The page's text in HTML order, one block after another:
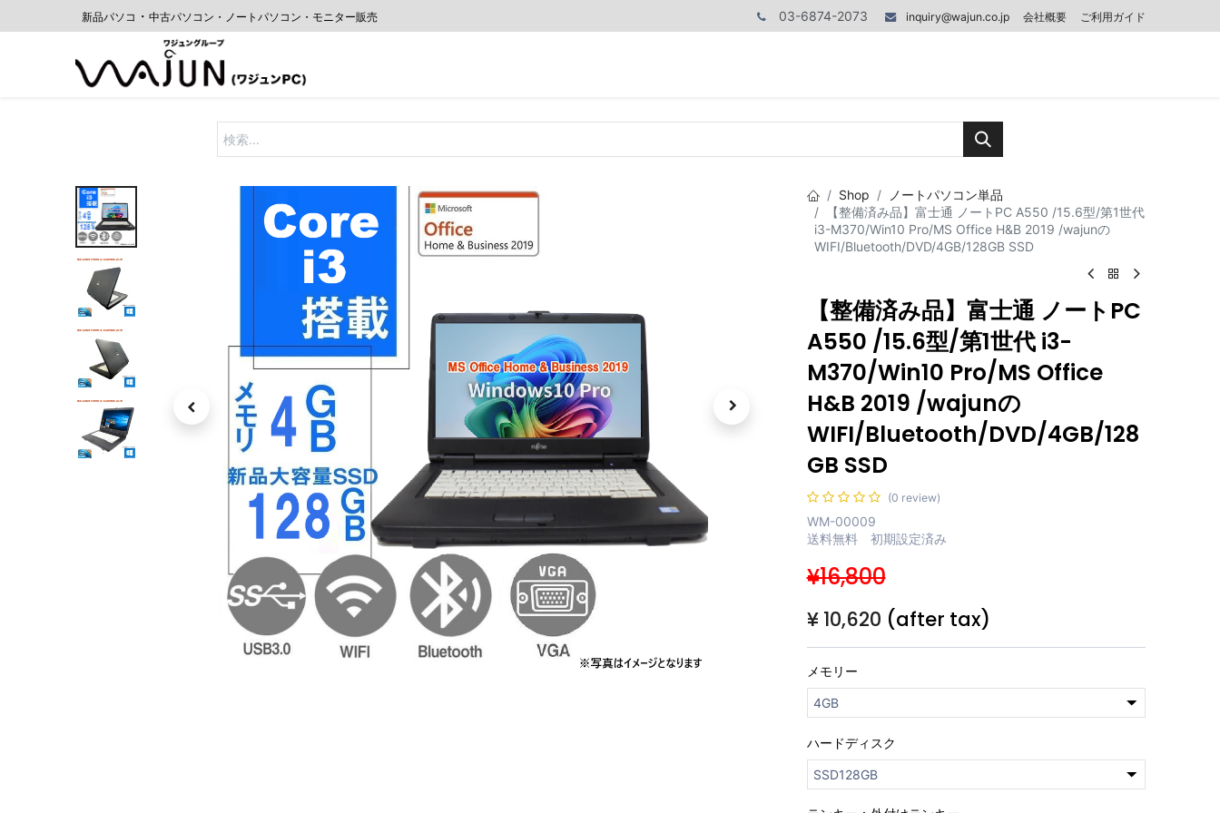
新品パソコ ・ 中古パソコン・ノートパソコン・モニター販売 03-6874-2073 inquiry@wajun.co.jp 会社概要 ご利用ガイド
Shop
ノートパソコン単品
【整備済み品】富士通 ノートPC A550 /15.6型/第1世代
i3-M370/Win10 Pro/MS Office H&B 2019 /wajunの
WIFI/Bluetooth/DVD/4GB/128GB SSD
【整備済み品】富士通 ノートPC
A550 /15.6型/第1世代 i3-
M370/Win10 Pro/MS Office
H&B 2019 /wajunの
WIFI/Bluetooth/DVD/4GB/128
GB SSD
(0 review)
WM-00009
送料無料 初期設定済み
¥16,800
¥ 10,620 (after tax)
メモリー
ハードディスク